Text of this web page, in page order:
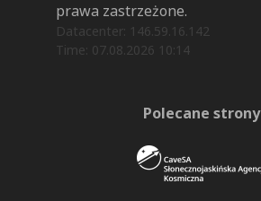
prawa zastrzeżone.
Datacenter: 146.59.16.142
Time: 07.08.2026 10:14
Polecane strony